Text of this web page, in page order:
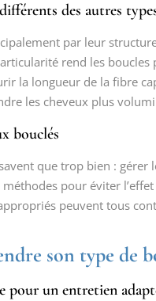
des autres
par leur
rend les boucles
la longueur de la fibre
les cheveux plus
bouclés
que trop bien :
pour éviter
peuvent tous
son type de
pour un entretien